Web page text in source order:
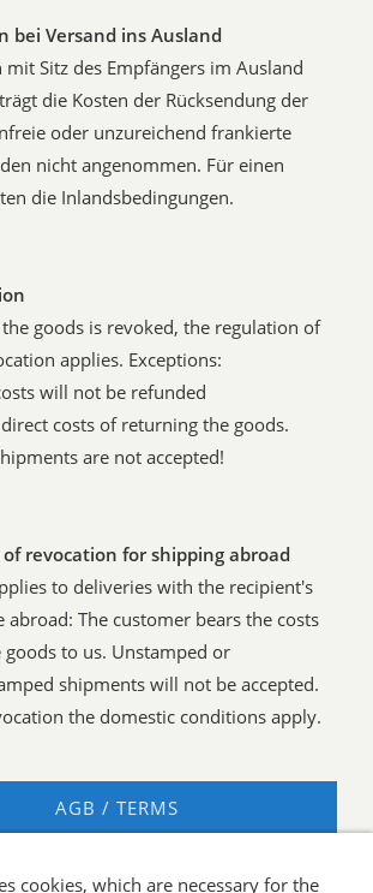
bei Versand ins Ausland
mit Sitz des Empfängers im Ausland
die Kosten der Rücksendung der
oder unzureichend frankierte
nicht angenommen. Für einen
die Inlandsbedingungen.
goods is revoked, the regulation of
applies. Exceptions:
will not be refunded
costs of returning the goods.
are not accepted!
of revocation for shipping abroad
to deliveries with the recipient's
abroad: The customer bears the costs
to us. Unstamped or
shipments will not be accepted.
the domestic conditions apply.
AGB / TERMS
DATENSCHUTZ
cookies, which are necessary for the